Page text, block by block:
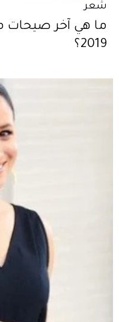
شعر
ما هي آخر صيحات
2019؟